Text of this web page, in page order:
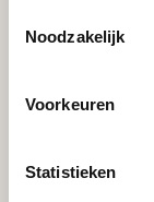
Noodzakelijk
Voorkeuren
Statistieken
Waarom HOWQ